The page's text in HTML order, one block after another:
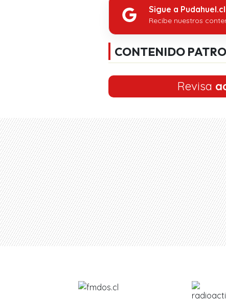
Sigue a
Recibe nuestros
CONTENIDO
Revisa